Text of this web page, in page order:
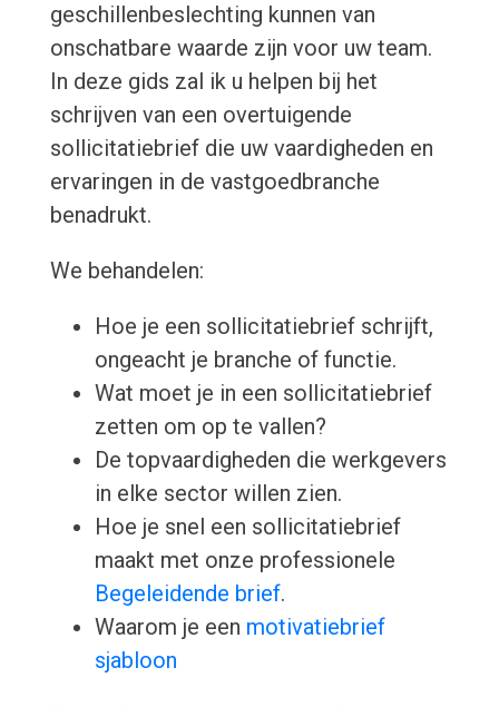
geschillenbeslechting kunnen van
onschatbare waarde zijn voor uw team.
In deze gids zal ik u helpen bij het
schrijven van een overtuigende
sollicitatiebrief die uw vaardigheden en
ervaringen in de vastgoedbranche
benadrukt.
We behandelen:
Hoe je een sollicitatiebrief schrijft,
ongeacht je branche of functie.
Wat moet je in een sollicitatiebrief
zetten om op te vallen?
De topvaardigheden die werkgevers
in elke sector willen zien.
Hoe je snel een sollicitatiebrief
maakt met onze professionele
Begeleidende brief.
Waarom je een motivatiebrief
sjabloon